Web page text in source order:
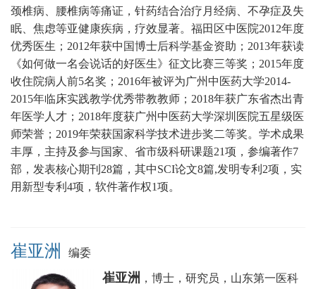
颈椎病、腰椎病等痛证，针药结合治疗月经病、不孕症及失
眠、焦虑等亚健康疾病，疗效显著。 福田区中医院2012年度
优秀医生；2012年获中国博士后科学基金资助；2013年获读
《如何做一名会说话的好医生》征文比赛三等奖；2015年度
收住院病人前5名奖；2016年被评为广州中医药大学2014-
2015年临床实践教学优秀带教教师；2018年获广东省杰出青
年医学人才；2018年度获广州中医药大学深圳医院五星级医
师荣誉；2019年荣获国家科学技术进步奖二等奖。学术成果
丰厚，主持及参与国家、省市级科研课题21项，参编著作7
部，发表核心期刊28篇，其中SCI论文8篇,发明专利2项，实
用新型专利4项，软件著作权1项。
崔亚洲 编委
崔亚洲 ，博士，研究员，山东第一医科